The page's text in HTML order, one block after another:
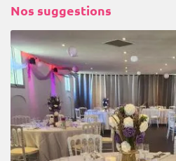
Nos suggestions